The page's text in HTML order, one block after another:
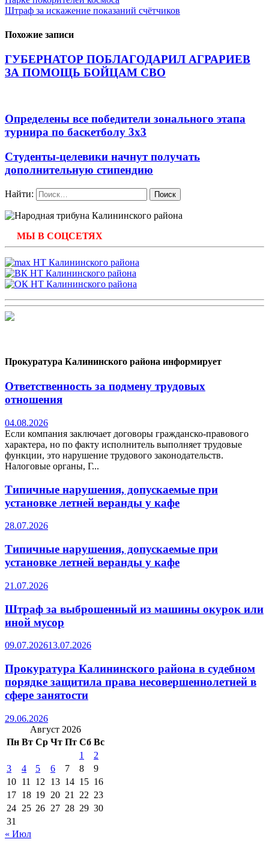
Штраф за искажение показаний счётчиков
Похожие записи
ГУБЕРНАТОР ПОБЛАГОДАРИЛ АГРАРИЕВ
ЗА ПОМОЩЬ БОЙЦАМ СВО
Определены все победители зонального этапа
турнира по баскетболу 3х3
Студенты-целевики начнут получать
дополнительную стипендию
Найти:
МЫ В СОЦСЕТЯХ
Прокуратура Калининского района информирует
Ответственность за подмену трудовых
отношения
04.08.2026
Если компания заключает договоры гражданско-правового
характера, но по факту исполнитель выполняет трудовые
функции, это нарушение трудового законодательств.
Налоговые органы, Г...
Типичные нарушения, допускаемые при
установке летней веранды у кафе
28.07.2026
Типичные нарушения, допускаемые при
установке летней веранды у кафе
21.07.2026
Штраф за выброшенный из машины окурок или
иной мусор
09.07.202613.07.2026
Прокуратура Калининского района в судебном
порядке защитила права несовершеннолетней в
сфере занятости
29.06.2026
Август 2026
Пн Вт Ср Чт Пт Сб Вс
1
2
3
4 5 6 7 8
9
10 11 12 13 14 15 16
17 18 19 20 21 22 23
24 25 26 27 28 29 30
31
« Июл